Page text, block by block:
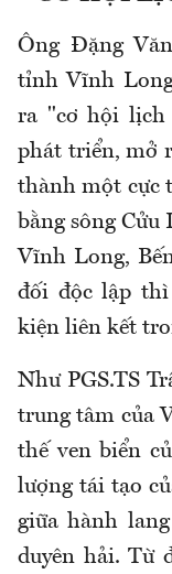
Ông Đặng
tỉnh Vĩnh
ra "cơ hội lịch
phát triển, mở
thành một cực
bằng sông Cửu
Vĩnh Long,
đối độc lập thì
kiện liên kết
Như PGS.TS
trung tâm của
thế ven biển
lượng tái tạo
giữa hành
duyên hải. Từ